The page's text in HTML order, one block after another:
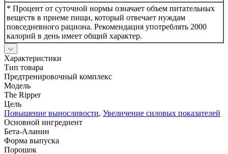
* Процент от суточной нормы означает объем питательных
веществ в приеме пищи, который отвечает нуждам
повседневного рациона. Рекомендация употреблять 2000
калорий в день имеет общий характер.
Характеристики
Тип товара
Предтренировочный комплекс
Модель
The Ripper
Цель
Повышение выносливости, Увеличение силовых показателей
Основной ингредиент
Бета-Аланин
Форма выпуска
Порошок